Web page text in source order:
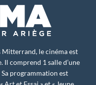
Mitterrand, le cinéma est
Il comprend 1 salle d’une
programmation est